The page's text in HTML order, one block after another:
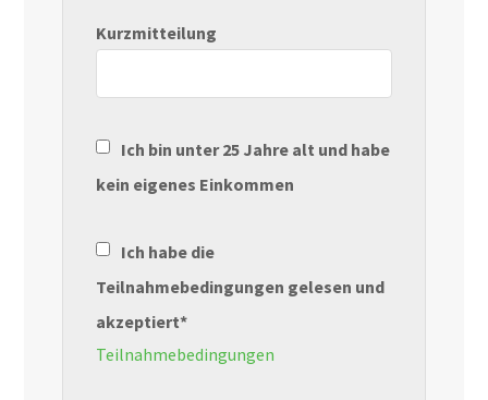
Kurzmitteilung
Ich bin unter 25 Jahre alt und habe
kein eigenes Einkommen
Ich habe die
Teilnahmebedingungen gelesen und
akzeptiert*
Teilnahmebedingungen